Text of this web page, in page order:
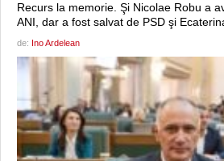
Recurs la memorie. Şi Nicolae Robu a
ANI, dar a fost salvat de PSD şi
de: Ino Ardelean